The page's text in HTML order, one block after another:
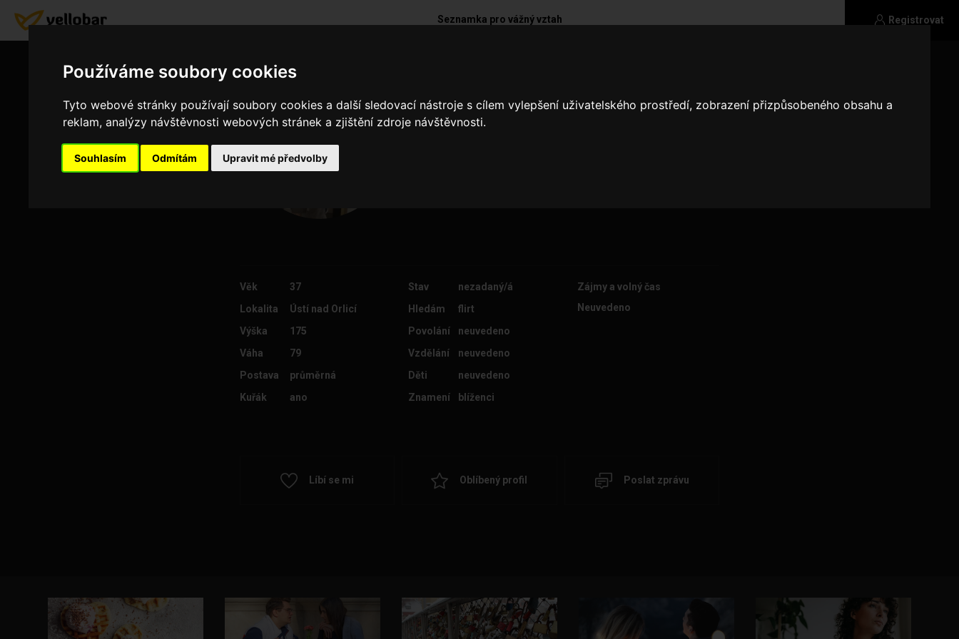
Používáme soubory cookies
Tyto webové stránky používají soubory cookies a další sledovací nástroje s cílem vylepšení uživatelského prostředí, zobrazení přizpůsobeného obsahu a
reklam, analýzy návštěvnosti webových stránek a zjištění zdroje návštěvnosti.
Souhlasím Odmítám Upravit mé předvolby
Registrovat
Seznamka pro vážný vztah
No uvidíme
Věk
37
Lokalita
Ústí nad Orlicí
Výška
175
Váha
79
Postava
průměrná
Kuřák
ano
Stav
nezadaný/á
Hledám
flirt
Povolání
neuvedeno
Vzdělání
neuvedeno
Děti
neuvedeno
Znamení
blíženci
Zájmy a volný čas
Neuvedeno
Líbí se mi Oblíbený profil Poslat zprávu